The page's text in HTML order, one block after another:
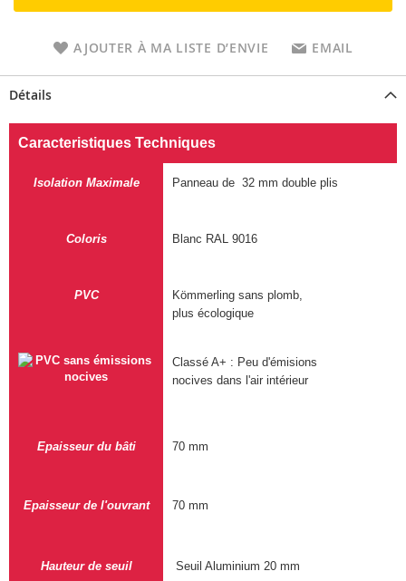
AJOUTER À MA LISTE D’ENVIE EMAIL
Détails
Caracteristiques Techniques
Isolation Maximale Panneau de 32 mm double plis
Coloris Blanc RAL 9016
PVC
Kömmerling sans plomb,
plus écologique
Classé A+ : Peu d'émisions
nocives dans l'air intérieur
Epaisseur du bâti 70 mm
Epaisseur de l'ouvrant 70 mm
Hauteur de seuil Seuil Aluminium 20 mm